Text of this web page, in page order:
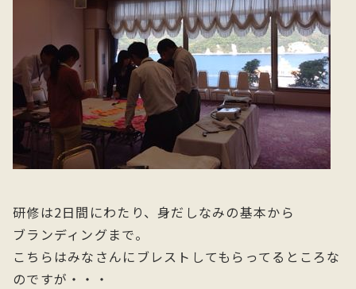
研修は2日間にわたり、身だしなみの基本から
ブランディングまで。
こちらはみなさんにブレストしてもらってるところな
のですが・・・